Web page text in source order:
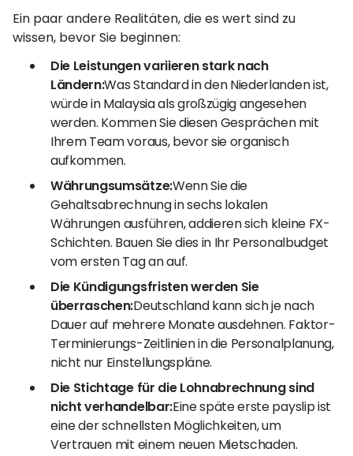
Ein paar andere Realitäten, die es wert sind zu
wissen, bevor Sie beginnen:
Die Leistungen variieren stark nach
Ländern:Was Standard in den Niederlanden ist,
würde in Malaysia als großzügig angesehen
werden. Kommen Sie diesen Gesprächen mit
Ihrem Team voraus, bevor sie organisch
aufkommen.
Währungsumsätze:Wenn Sie die
Gehaltsabrechnung in sechs lokalen
Währungen ausführen, addieren sich kleine FX-
Schichten. Bauen Sie dies in Ihr Personalbudget
vom ersten Tag an auf.
Die Kündigungsfristen werden Sie
überraschen:Deutschland kann sich je nach
Dauer auf mehrere Monate ausdehnen. Faktor-
Terminierungs-Zeitlinien in die Personalplanung,
nicht nur Einstellungspläne.
Die Stichtage für die Lohnabrechnung sind
nicht verhandelbar:Eine späte erste payslip ist
eine der schnellsten Möglichkeiten, um
Vertrauen mit einem neuen Mietschaden.